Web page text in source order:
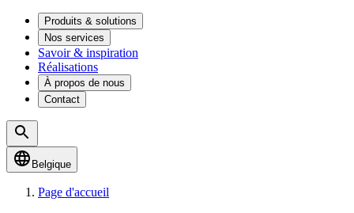
Produits & solutions
Nos services
Savoir & inspiration
Réalisations
À propos de nous
Contact
Belgique
Page d'accueil